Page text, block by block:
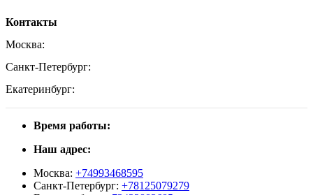
Контакты
Москва:
Санкт-Петербург:
Екатеринбург:
Время работы:
Наш адрес:
Москва: +74993468595
Санкт-Петербург: +78125079279